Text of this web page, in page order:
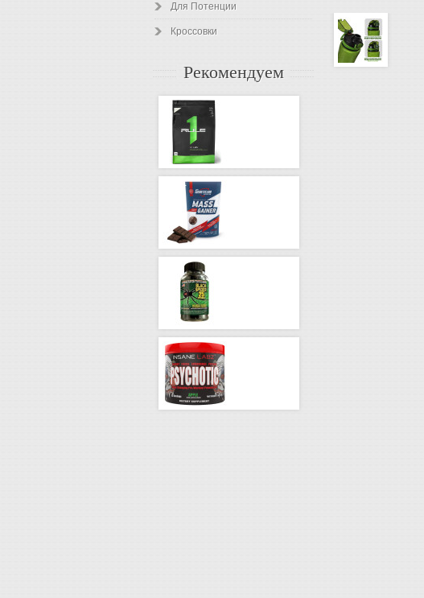
Для Потенции
Кроссовки
Рекомендуем